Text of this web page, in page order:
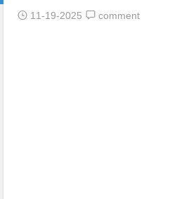
11-19-2025 comment